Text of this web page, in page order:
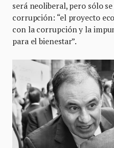
será neoliberal, pero sólo
corrupción: “el proyecto
con la corrupción y la
para el bienestar”.